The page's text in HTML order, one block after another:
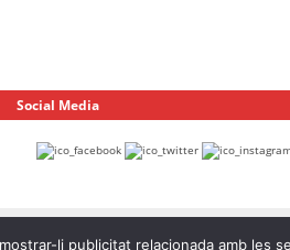
Social Media
li publicitat relacionada amb les